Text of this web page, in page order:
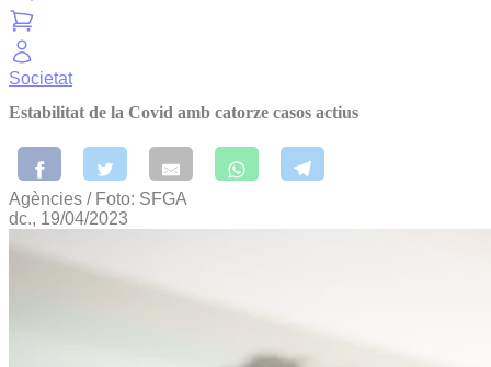
Societat
Estabilitat de la Covid amb catorze casos actius
Agències / Foto: SFGA
dc., 19/04/2023